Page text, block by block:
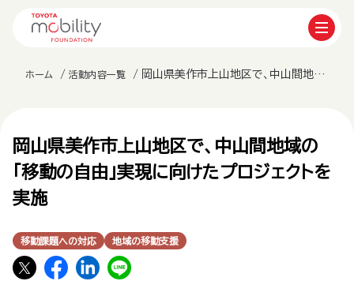
ホーム 活動内容一覧 岡山県美作市上山地区で、中山間地域の「移動の自由」実現に向けたプロジェクトを実施
岡山県美作市上山地区で、中山間地域の
「移動の自由」実現に向けたプロジェクトを
実施
移動課題への対応 地域の移動支援